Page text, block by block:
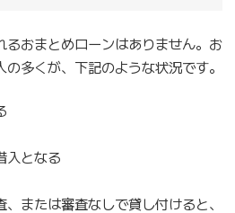
るおまとめローンはありません。お
多くが、下記のような状況です。
入となる
または審査なしで貸し付けると、